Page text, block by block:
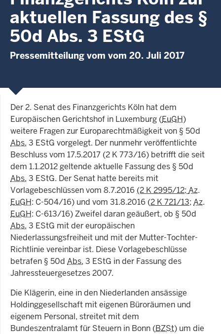
aktuellen Fassung des §
50d Abs. 3 EStG
Pressemitteilung vom vom 20. Juli 2017
Der 2. Senat des Finanzgerichts Köln hat dem
Europäischen Gerichtshof in Luxemburg (EuGH)
weitere Fragen zur Europarechtmäßigkeit von § 50d
Abs. 3 EStG vorgelegt. Der nunmehr veröffentlichte
Beschluss vom 17.5.2017 (2 K 773/16) betrifft die seit
dem 1.1.2012 geltende aktuelle Fassung des § 50d
Abs. 3 EStG. Der Senat hatte bereits mit
Vorlagebeschlüssen vom 8.7.2016 (2 K 2995/12; Az.
EuGH: C-504/16) und vom 31.8.2016 (2 K 721/13; Az.
EuGH: C-613/16) Zweifel daran geäußert, ob § 50d
Abs. 3 EStG mit der europäischen
Niederlassungsfreiheit und mit der Mutter-Tochter-
Richtlinie vereinbar ist. Diese Vorlagebeschlüsse
betrafen § 50d Abs. 3 EStG in der Fassung des
Jahressteuergesetzes 2007.
Die Klägerin, eine in den Niederlanden ansässige
Holdinggesellschaft mit eigenen Büroräumen und
eigenem Personal, streitet mit dem
Bundeszentralamt für Steuern in Bonn (BZSt) um die